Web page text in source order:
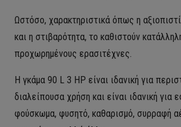
Ωστόσο, χαρακτηριστικά όπως η
και η στιβαρότητα, το καθιστούν
προχωρημένους ερασιτέχνες.
Η γκάμα 90 L 3 HP είναι ιδανική για
διαλείπουσα χρήση και είναι ιδανική
φούσκωμα, φυσητό, καθαρισμό, συρραφή